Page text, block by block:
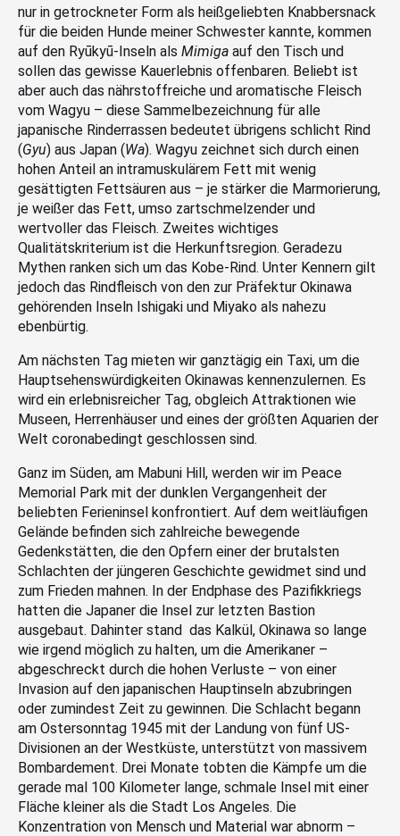
nur in getrockneter Form als heißgeliebten Knabbersnack
für die beiden Hunde meiner Schwester kannte, kommen
auf den Ryūkyū-Inseln als Mimiga auf den Tisch und
sollen das gewisse Kauerlebnis offenbaren. Beliebt ist
aber auch das nährstoffreiche und aromatische Fleisch
vom Wagyu – diese Sammelbezeichnung für alle
japanische Rinderrassen bedeutet übrigens schlicht Rind
(Gyu) aus Japan (Wa). Wagyu zeichnet sich durch einen
hohen Anteil an intramuskulärem Fett mit wenig
gesättigten Fettsäuren aus – je stärker die Marmorierung,
je weißer das Fett, umso zartschmelzender und
wertvoller das Fleisch. Zweites wichtiges
Qualitätskriterium ist die Herkunftsregion. Geradezu
Mythen ranken sich um das Kobe-Rind. Unter Kennern gilt
jedoch das Rindfleisch von den zur Präfektur Okinawa
gehörenden Inseln Ishigaki und Miyako als nahezu
ebenbürtig.
Am nächsten Tag mieten wir ganztägig ein Taxi, um die
Hauptsehenswürdigkeiten Okinawas kennenzulernen. Es
wird ein erlebnisreicher Tag, obgleich Attraktionen wie
Museen, Herrenhäuser und eines der größten Aquarien der
Welt coronabedingt geschlossen sind.
Ganz im Süden, am Mabuni Hill, werden wir im Peace
Memorial Park mit der dunklen Vergangenheit der
beliebten Ferieninsel konfrontiert. Auf dem weitläufigen
Gelände befinden sich zahlreiche bewegende
Gedenkstätten, die den Opfern einer der brutalsten
Schlachten der jüngeren Geschichte gewidmet sind und
zum Frieden mahnen. In der Endphase des Pazifikkriegs
hatten die Japaner die Insel zur letzten Bastion
ausgebaut. Dahinter stand das Kalkül, Okinawa so lange
wie irgend möglich zu halten, um die Amerikaner –
abgeschreckt durch die hohen Verluste – von einer
Invasion auf den japanischen Hauptinseln abzubringen
oder zumindest Zeit zu gewinnen. Die Schlacht begann
am Ostersonntag 1945 mit der Landung von fünf US-
Divisionen an der Westküste, unterstützt von massivem
Bombardement. Drei Monate tobten die Kämpfe um die
gerade mal 100 Kilometer lange, schmale Insel mit einer
Fläche kleiner als die Stadt Los Angeles. Die
Konzentration von Mensch und Material war abnorm –